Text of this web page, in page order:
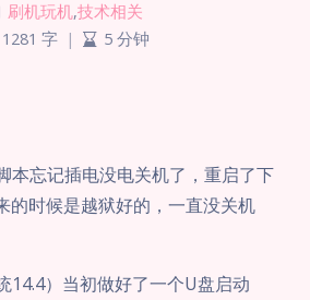
刷机玩机,技术相关
1281 字 | 5 分钟
本忘记插电没电关机了，重启了下
的时候是越狱好的，一直没关机
14.4）当初做好了一个U盘启动